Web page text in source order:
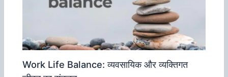
Work Life Balance: व्‍यवसायिक और व्‍यक्तिगत